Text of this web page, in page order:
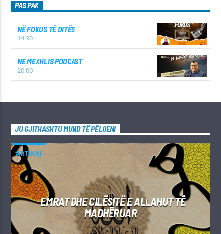
PAS PAK
NË FOKUS TË DITËS
14:30
NE MEXHLIS PODCAST
20:00
JU GJITHASHTU MUND TË PËLQENI
ARTIKUJ
EMRAT DHE CILËSITË E ALLAHUT TË
MADHËRUAR